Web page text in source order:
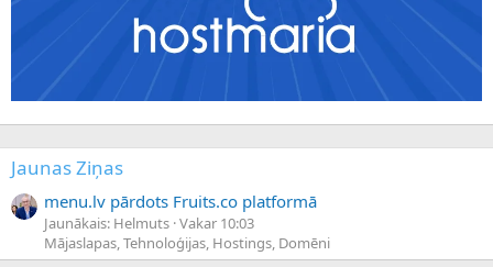
Jaunas Ziņas
menu.lv pārdots Fruits.co platformā
Jaunākais: Helmuts Vakar 10:03
Mājaslapas, Tehnoloģijas, Hostings, Domēni